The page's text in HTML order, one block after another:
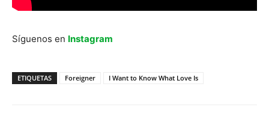
Síguenos en Instagram
ETIQUETAS Foreigner I Want to Know What Love Is